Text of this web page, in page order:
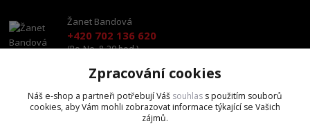
Žanet Bandová
+420 702 136 620
(Po-Ne, 8-20 hod.)
shop@brandscapital.cz
Zpracování cookies
Náš e-shop a partneři potřebují Váš souhlas s použitím souborů
cookies, aby Vám mohli zobrazovat informace týkající se Vašich
zájmů.